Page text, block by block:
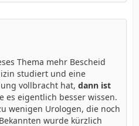
Thema mehr Bescheid
studiert und eine
vollbracht hat, dann ist
es eigentlich besser wissen.
wenigen Urologen, die noch
wurde kürzlich